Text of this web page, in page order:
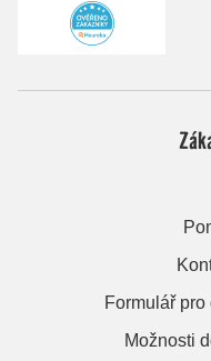
Formulář
Možnosti